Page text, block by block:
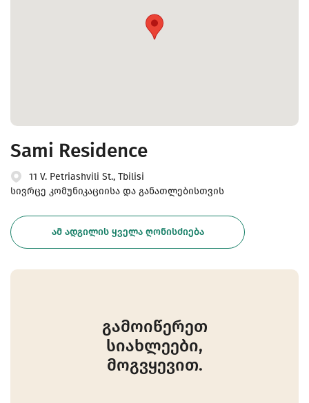
Sami Residence
11 V. Petriashvili St., Tbilisi
სივრცე კომუნიკაციისა და განათლებისთვის
ᲐᲛ ᲐᲓᲒᲘᲚᲘᲡ ᲧᲕᲔᲚᲐ ᲦᲝᲜᲘᲡᲫᲘᲔᲑᲐ
გამოიწერეთ
სიახლეები,
მოგვყევით.